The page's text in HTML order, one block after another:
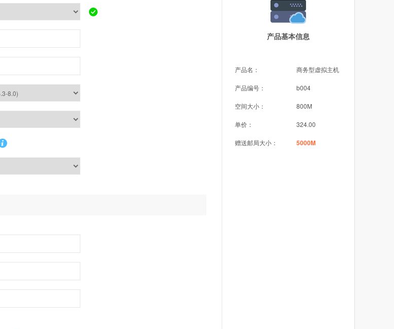
产品基本信息
产品名： 商务型虚拟主机
产品编号： b004
空间大小： 800M
单价： 324.00
赠送邮局大小： 5000M